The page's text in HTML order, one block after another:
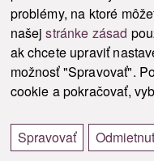
problémy, na ktoré
našejstránke zásad
ak chcete upraviť
možnosť "Spravovať".
cookie a pokračovať,
Spravovať Odmietnuť
© 2021-2026 ku.sk. Všetky
This site is protected by